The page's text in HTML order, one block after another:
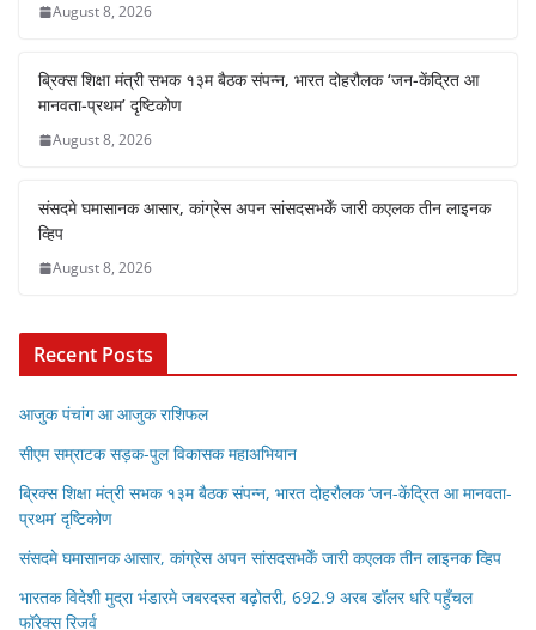
August 8, 2026
ब्रिक्स शिक्षा मंत्री सभक १३म बैठक संपन्न, भारत दोहरौलक ‘जन-केंद्रित आ
मानवता-प्रथम’ दृष्टिकोण
August 8, 2026
संसदमे घमासानक आसार, कांग्रेस अपन सांसदसभकेँ जारी कएलक तीन लाइनक
व्हिप
August 8, 2026
Recent Posts
आजुक पंचांग आ आजुक राशिफल
सीएम सम्राटक सड़क-पुल विकासक महाअभियान
ब्रिक्स शिक्षा मंत्री सभक १३म बैठक संपन्न, भारत दोहरौलक ‘जन-केंद्रित आ मानवता-
प्रथम’ दृष्टिकोण
संसदमे घमासानक आसार, कांग्रेस अपन सांसदसभकेँ जारी कएलक तीन लाइनक व्हिप
भारतक विदेशी मुद्रा भंडारमे जबरदस्त बढ़ोतरी, 692.9 अरब डॉलर धरि पहुँचल
फॉरेक्स रिजर्व